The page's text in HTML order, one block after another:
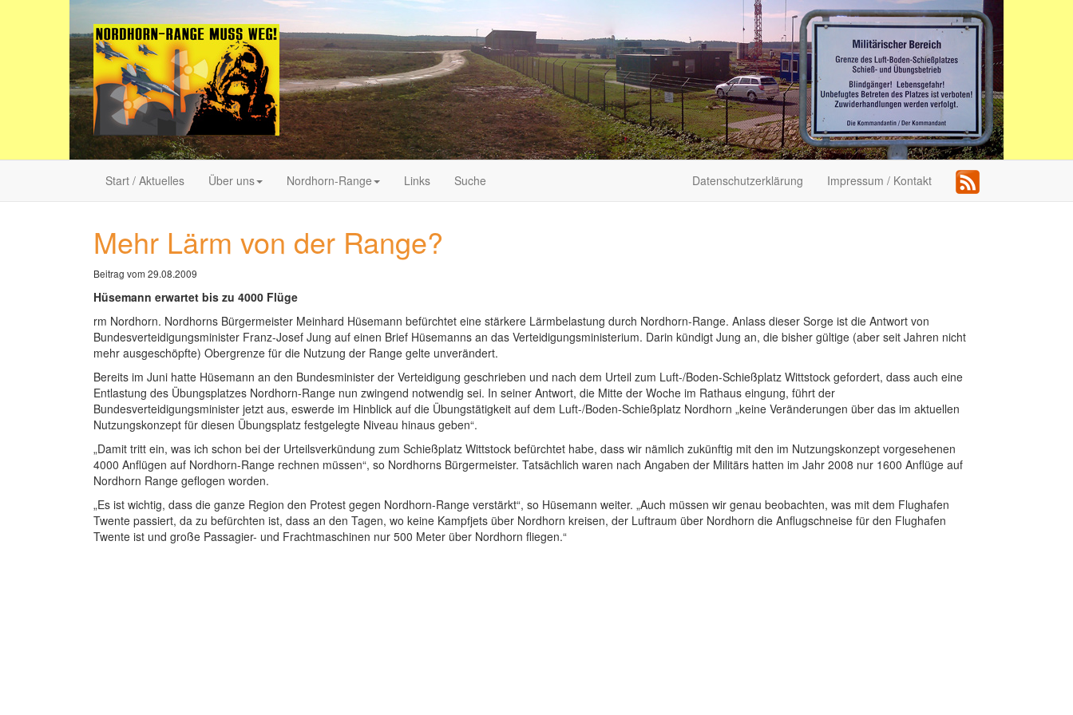
Start / Aktuelles Über uns Nordhorn-Range Links Suche Datenschutzerklärung Impressum / Kontakt
Mehr Lärm von der Range?
Beitrag vom 29.08.2009
Hüsemann erwartet bis zu 4000 Flüge
rm Nordhorn. Nordhorns Bürgermeister Meinhard Hüsemann befürchtet eine stärkere Lärmbelastung durch Nordhorn-Range. Anlass dieser Sorge ist die Antwort von
Bundesverteidigungsminister Franz-Josef Jung auf einen Brief Hüsemanns an das Verteidigungsministerium. Darin kündigt Jung an, die bisher gültige (aber seit Jahren nicht
mehr ausgeschöpfte) Obergrenze für die Nutzung der Range gelte unverändert.
Bereits im Juni hatte Hüsemann an den Bundesminister der Verteidigung geschrieben und nach dem Urteil zum Luft-/Boden-Schießplatz Wittstock gefordert, dass auch eine
Entlastung des Übungsplatzes Nordhorn-Range nun zwingend notwendig sei. In seiner Antwort, die Mitte der Woche im Rathaus eingung, führt der
Bundesverteidigungsminister jetzt aus, eswerde im Hinblick auf die Übungstätigkeit auf dem Luft-/Boden-Schießplatz Nordhorn „keine Veränderungen über das im aktuellen
Nutzungskonzept für diesen Übungsplatz festgelegte Niveau hinaus geben“.
„Damit tritt ein, was ich schon bei der Urteilsverkündung zum Schießplatz Wittstock befürchtet habe, dass wir nämlich zukünftig mit den im Nutzungskonzept vorgesehenen
4000 Anflügen auf Nordhorn-Range rechnen müssen“, so Nordhorns Bürgermeister. Tatsächlich waren nach Angaben der Militärs hatten im Jahr 2008 nur 1600 Anflüge auf
Nordhorn Range geflogen worden.
„Es ist wichtig, dass die ganze Region den Protest gegen Nordhorn-Range verstärkt“, so Hüsemann weiter. „Auch müssen wir genau beobachten, was mit dem Flughafen
Twente passiert, da zu befürchten ist, dass an den Tagen, wo keine Kampfjets über Nordhorn kreisen, der Luftraum über Nordhorn die Anflugschneise für den Flughafen
Twente ist und große Passagier- und Frachtmaschinen nur 500 Meter über Nordhorn fliegen.“